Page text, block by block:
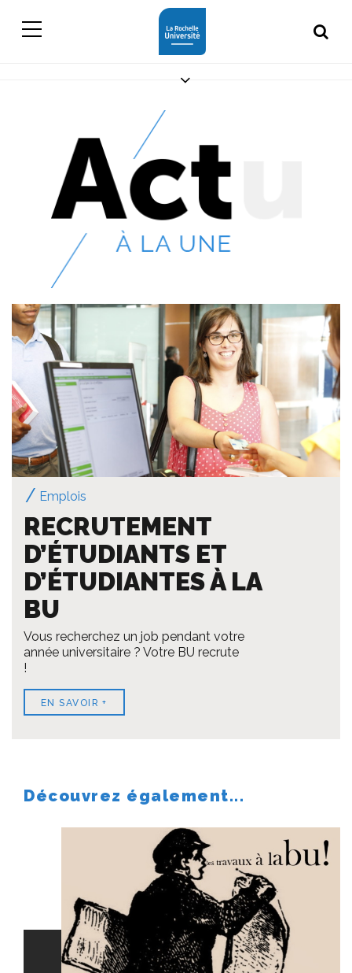
Emplois
RECRUTEMENT
D’ÉTUDIANTS ET
D’ÉTUDIANTES À LA
BU
Vous recherchez un job pendant votre
année universitaire ? Votre BU recrute
!
EN SAVOIR +
Découvrez également...